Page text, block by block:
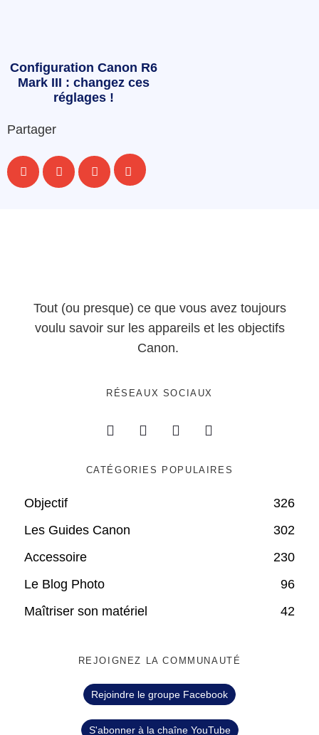
Configuration Canon R6
Mark III : changez ces
réglages !
Partager
Tout (ou presque) ce que vous avez toujours
voulu savoir sur les appareils et les objectifs
Canon.
RÉSEAUX SOCIAUX
CATÉGORIES POPULAIRES
Objectif
326
Les Guides Canon
302
Accessoire
230
Le Blog Photo
96
Maîtriser son matériel
42
REJOIGNEZ LA COMMUNAUTÉ
Rejoindre le groupe Facebook
S'abonner à la chaîne YouTube